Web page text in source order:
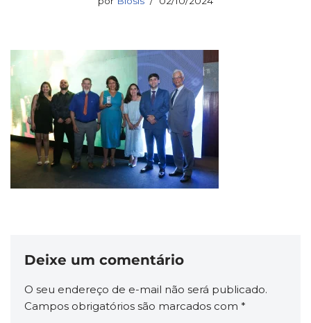
Deixe um comentário
O seu endereço de e-mail não será publicado.
Campos obrigatórios são marcados com *